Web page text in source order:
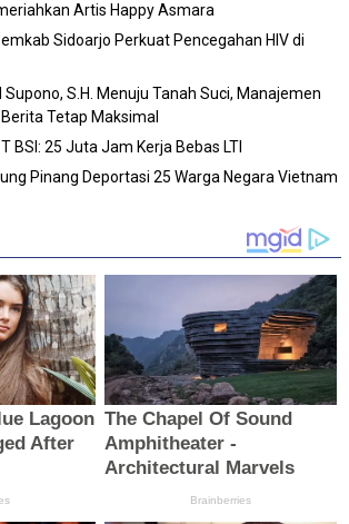
Artis Happy Asmara
Sidoarjo Perkuat Pencegahan HIV di
Supono, S.H. Menuju Tanah Suci, Manajemen
Tetap Maksimal
BSI: 25 Juta Jam Kerja Bebas LTI
Pinang Deportasi 25 Warga Negara Vietnam